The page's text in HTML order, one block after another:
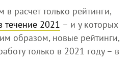
расчет только рейтинги,
течение 2021 – и у которых
образом, новые рейтинги,
только в 2021 году – в